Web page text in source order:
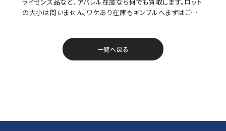
の大小は問いません。ワケあり在庫もキンブルへまずはご相
一覧へ戻る